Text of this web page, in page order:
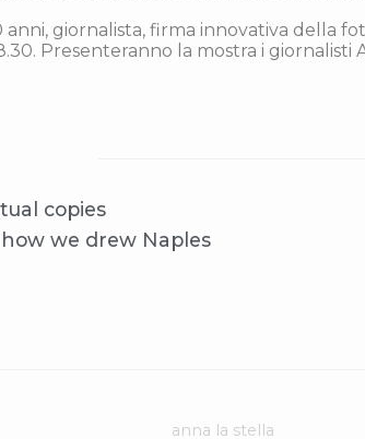
anni, giornalista, firma innovativa della
Presenteranno la mostra i
copies
how we drew Naples
anna la stella